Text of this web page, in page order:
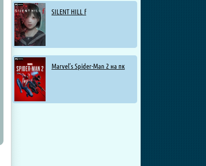
SILENT HILL f
Marvel’s Spider-Man 2 на пк